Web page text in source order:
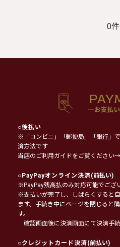
0件
○後払い
※「コンビニ」「郵便局」「銀行」
済方法です
当店のご利用ガイドをご覧ください→
○PayPayオンライン決済(前払い)
※PayPay残高払のみ対応可能でござ
※支払いが完了し、しばらくすると
ます。手続き中にページを閉じると
す。
確認画面後に決済画面にて決済手続
○クレジットカード決済(前払い)